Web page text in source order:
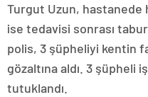
Turgut Uzun, hastanede
ise tedavisi sonrası
polis, 3 şüpheliyi kentin
gözaltına aldı. 3 şüpheli
tutuklandı.